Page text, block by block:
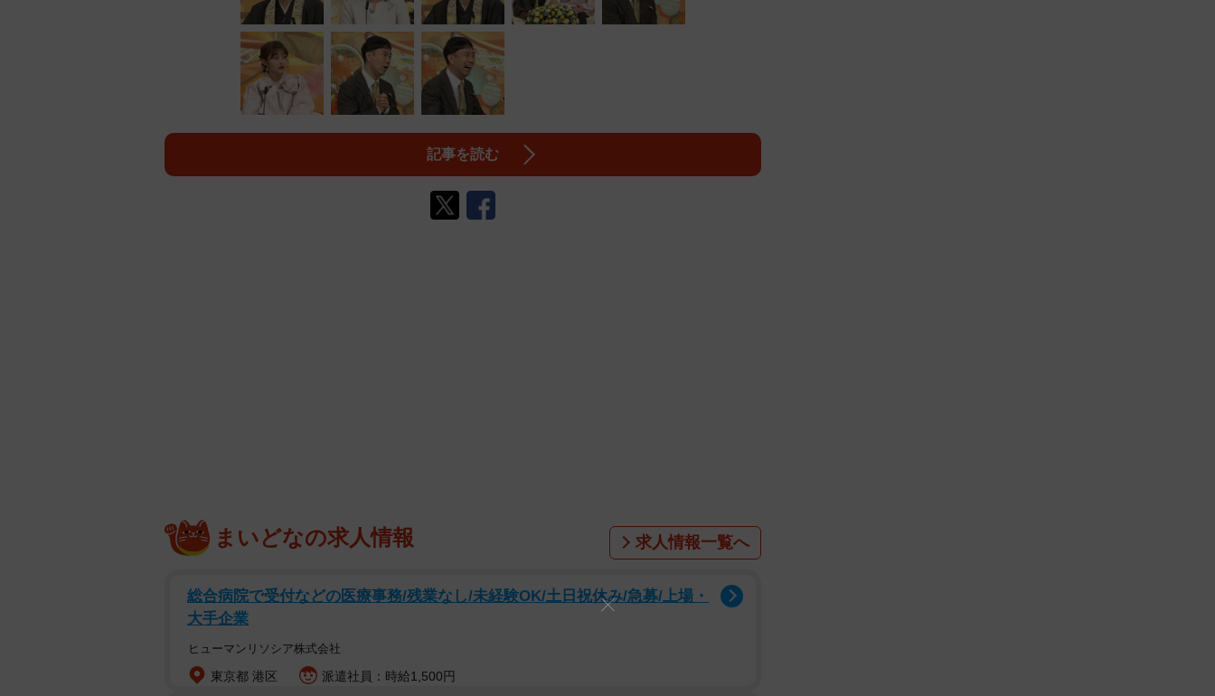
記事を読む
まいどなの求人情報 求人情報一覧へ
総合病院で受付などの医療事務/残業なし/未経験OK/土日祝休み/急募/上場・
大手企業
ヒューマンリソシア株式会社
東京都 港区 派遣社員：時給1,500円